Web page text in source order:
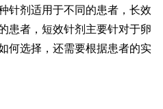
针剂适用于不同的患者，长效
患者，短效针剂主要针对于卵
何选择，还需要根据患者的实